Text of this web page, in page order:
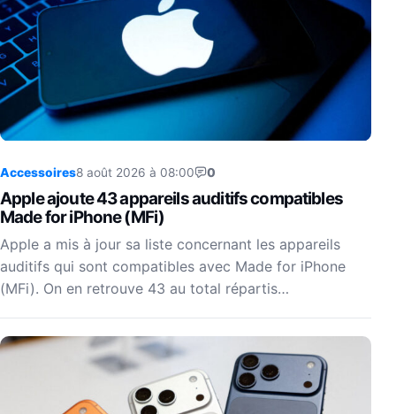
Accessoires8 août 2026 à 08:00 0
Apple ajoute 43 appareils auditifs compatibles
Made for iPhone (MFi)
Apple a mis à jour sa liste concernant les appareils
auditifs qui sont compatibles avec Made for iPhone
(MFi). On en retrouve 43 au total répartis…